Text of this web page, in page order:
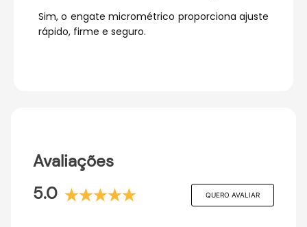
Sim, o engate micrométrico proporciona ajuste
rápido, firme e seguro.
Avaliações
5.0
QUERO AVALIAR